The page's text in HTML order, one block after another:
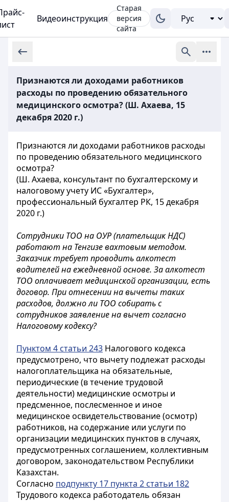
Видеоинструкция
Старая
версия
сайта
Признаются ли доходами работников
расходы по проведению обязательного
медицинского осмотра? (Ш. Ахаева, 15
декабря 2020 г.)
Признаются ли доходами работников расходы
по проведению обязательного медицинского
осмотра?
(Ш. Ахаева, консультант по бухгалтерскому и
налоговому учету ИС «Бухгалтер»,
профессиональный бухгалтер РК, 15 декабря
2020 г.)
Сотрудники ТОО на ОУР (плательщик НДС)
работают на Тенгизе вахтовым методом.
Заказчик требует проводить алкотест
водителей на ежедневной основе. За алкотест
ТОО оплачивает медицинской организации, есть
договор. При отнесении на вычеты таких
расходов, должно ли ТОО собирать с
сотрудников заявление на вычет согласно
Налоговому кодексу?
Пунктом 4 статьи 243 Налогового кодекса
предусмотрено, что вычету подлежат расходы
налогоплательщика на обязательные,
периодические (в течение трудовой
деятельности) медицинские осмотры и
предсменное, послесменное и иное
медицинское освидетельствование (осмотр)
работников, на содержание или услуги по
организации медицинских пунктов в случаях,
предусмотренных соглашением, коллективным
договором, законодательством Республики
Казахстан.
Согласно подпункту 17 пункта 2 статьи 182
Трудового кодекса работодатель обязан